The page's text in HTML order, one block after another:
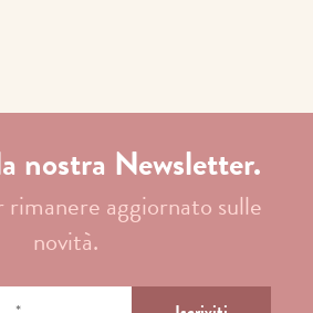
nostra Newsletter.
aggiornato sulle
novità.